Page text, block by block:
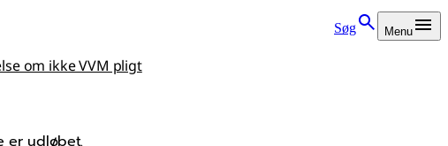
Søg Menu
om ikke VVM pligt
er udløbet.